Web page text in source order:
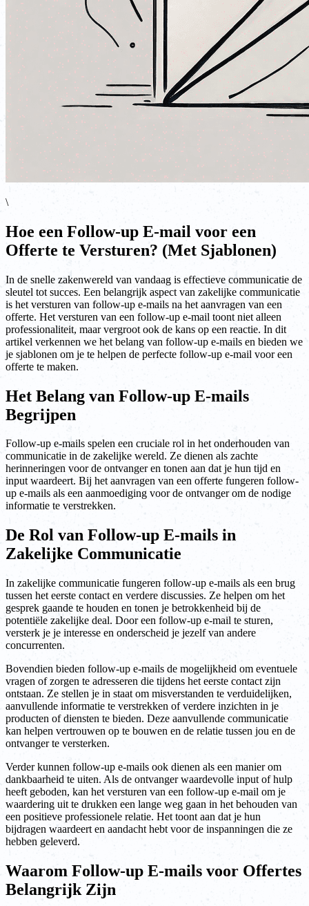
\
Hoe een Follow-up E-mail voor een
Offerte te Versturen? (Met Sjablonen)
In de snelle zakenwereld van vandaag is effectieve communicatie de
sleutel tot succes. Een belangrijk aspect van zakelijke communicatie
is het versturen van follow-up e-mails na het aanvragen van een
offerte. Het versturen van een follow-up e-mail toont niet alleen
professionaliteit, maar vergroot ook de kans op een reactie. In dit
artikel verkennen we het belang van follow-up e-mails en bieden we
je sjablonen om je te helpen de perfecte follow-up e-mail voor een
offerte te maken.
Het Belang van Follow-up E-mails
Begrijpen
Follow-up e-mails spelen een cruciale rol in het onderhouden van
communicatie in de zakelijke wereld. Ze dienen als zachte
herinneringen voor de ontvanger en tonen aan dat je hun tijd en
input waardeert. Bij het aanvragen van een offerte fungeren follow-
up e-mails als een aanmoediging voor de ontvanger om de nodige
informatie te verstrekken.
De Rol van Follow-up E-mails in
Zakelijke Communicatie
In zakelijke communicatie fungeren follow-up e-mails als een brug
tussen het eerste contact en verdere discussies. Ze helpen om het
gesprek gaande te houden en tonen je betrokkenheid bij de
potentiële zakelijke deal. Door een follow-up e-mail te sturen,
versterk je je interesse en onderscheid je jezelf van andere
concurrenten.
Bovendien bieden follow-up e-mails de mogelijkheid om eventuele
vragen of zorgen te adresseren die tijdens het eerste contact zijn
ontstaan. Ze stellen je in staat om misverstanden te verduidelijken,
aanvullende informatie te verstrekken of verdere inzichten in je
producten of diensten te bieden. Deze aanvullende communicatie
kan helpen vertrouwen op te bouwen en de relatie tussen jou en de
ontvanger te versterken.
Verder kunnen follow-up e-mails ook dienen als een manier om
dankbaarheid te uiten. Als de ontvanger waardevolle input of hulp
heeft geboden, kan het versturen van een follow-up e-mail om je
waardering uit te drukken een lange weg gaan in het behouden van
een positieve professionele relatie. Het toont aan dat je hun
bijdragen waardeert en aandacht hebt voor de inspanningen die ze
hebben geleverd.
Waarom Follow-up E-mails voor Offertes
Belangrijk Zijn